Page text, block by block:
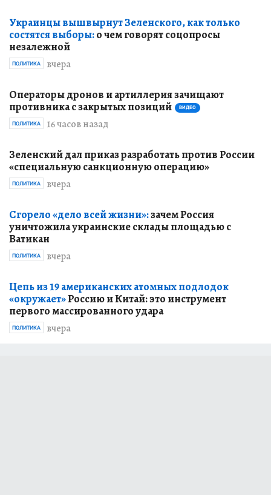
Украинцы вышвырнут Зеленского, как только
состятся выборы:о чем говорят соцопросы
незалежной
вчера
ПОЛИТИКА
Операторы дронов и артиллерия зачищают
противника с закрытых позиций
ВИДЕО
16 часов назад
ПОЛИТИКА
Зеленский дал приказ разработать против России
«специальную санкционную операцию»
вчера
ПОЛИТИКА
Сгорело «дело всей жизни»:зачем Россия
уничтожила украинские склады площадью с
Ватикан
вчера
ПОЛИТИКА
Цепь из 19 американских атомных подлодок
«окружает»Россию и Китай: это инструмент
первого массированного удара
вчера
ПОЛИТИКА